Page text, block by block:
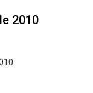
2010